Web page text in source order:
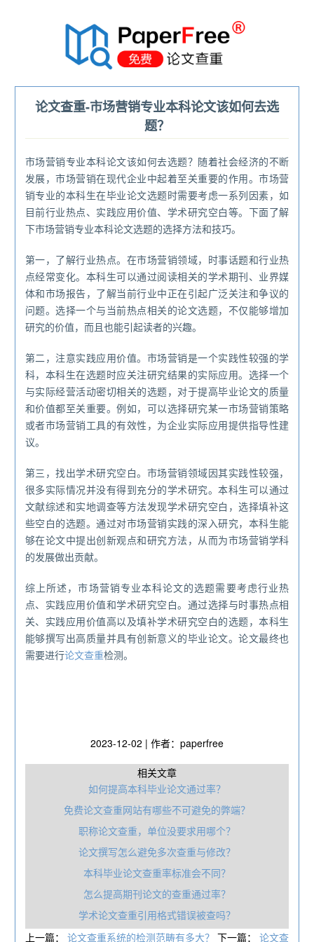
论文查重-市场营销专业本科论文该如何去选
题？
市场营销专业本科论文该如何去选题？随着社会经济的不断
发展，市场营销在现代企业中起着至关重要的作用。市场营
销专业的本科生在毕业论文选题时需要考虑一系列因素，如
目前行业热点、实践应用价值、学术研究空白等。下面了解
下市场营销专业本科论文选题的选择方法和技巧。
第一，了解行业热点。在市场营销领域，时事话题和行业热
点经常变化。本科生可以通过阅读相关的学术期刊、业界媒
体和市场报告，了解当前行业中正在引起广泛关注和争议的
问题。选择一个与当前热点相关的论文选题，不仅能够增加
研究的价值，而且也能引起读者的兴趣。
第二，注意实践应用价值。市场营销是一个实践性较强的学
科，本科生在选题时应关注研究结果的实际应用。选择一个
与实际经营活动密切相关的选题，对于提高毕业论文的质量
和价值都至关重要。例如，可以选择研究某一市场营销策略
或者市场营销工具的有效性，为企业实际应用提供指导性建
议。
第三，找出学术研究空白。市场营销领域因其实践性较强，
很多实际情况并没有得到充分的学术研究。本科生可以通过
文献综述和实地调查等方法发现学术研究空白，选择填补这
些空白的选题。通过对市场营销实践的深入研究，本科生能
够在论文中提出创新观点和研究方法，从而为市场营销学科
的发展做出贡献。
综上所述，市场营销专业本科论文的选题需要考虑行业热
点、实践应用价值和学术研究空白。通过选择与时事热点相
关、实践应用价值高以及填补学术研究空白的选题，本科生
能够撰写出高质量并具有创新意义的毕业论文。论文最终也
需要进行论文查重检测。
2023-12-02 | 作者：paperfree
相关文章
如何提高本科毕业论文通过率？
免费论文查重网站有哪些不可避免的弊端？
职‎称论文查重，单位没要求用哪个？
论文撰写怎么避免多次查重与修改？
本科毕业论文查重率标准会不同？
怎么提高期刊论文的查重通过率？
学术论文查重引用格式错误被查吗？
上一篇： 论文查重系统的检测范畴有多大？ 下一篇： 论文查